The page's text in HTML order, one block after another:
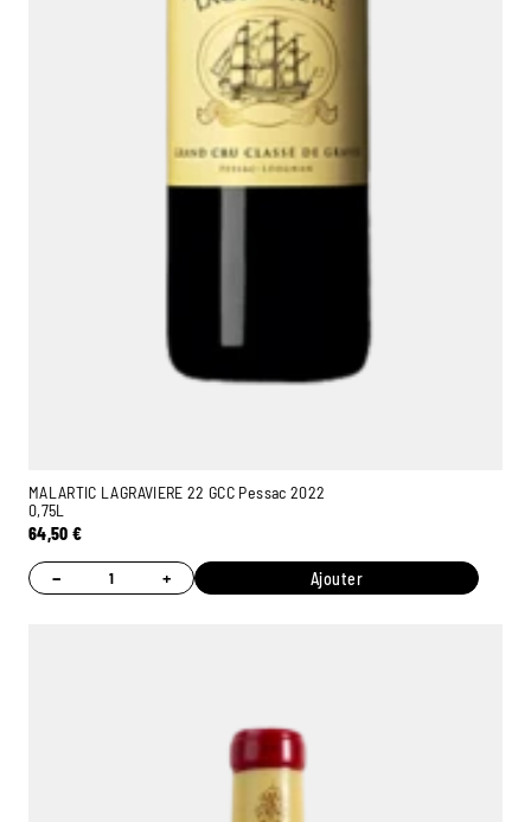
MALARTIC LAGRAVIERE 22 GCC Pessac 2022
0,75L
64,50€
− + Ajouter